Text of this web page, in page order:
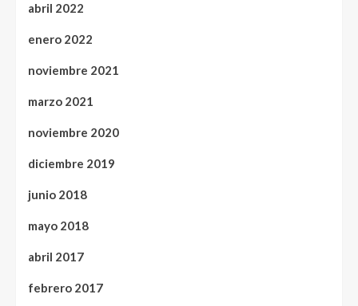
abril 2022
enero 2022
noviembre 2021
marzo 2021
noviembre 2020
diciembre 2019
junio 2018
mayo 2018
abril 2017
febrero 2017